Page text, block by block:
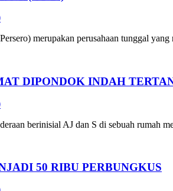
merupakan perusahaan tunggal
DIPONDOK INDAH
berinisial AJ dan S di sebuah rumah
50 RIBU PERBUNGKUS